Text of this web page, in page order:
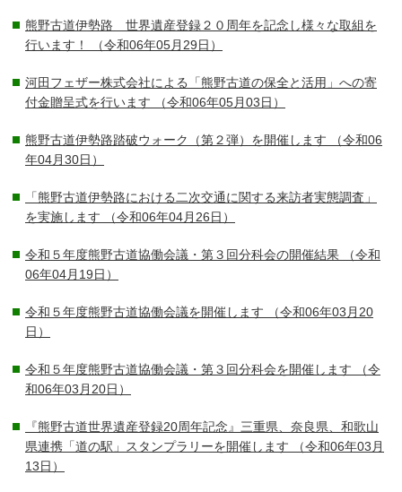
熊野古道伊勢路 世界遺産登録２０周年を記念し様々な取組を
行います！
（令和06年05月29日）
河田フェザー株式会社による「熊野古道の保全と活用」への寄
付金贈呈式を行います （令和06年05月03日）
熊野古道伊勢路踏破ウォーク（第２弾）を開催します （令和06
年04月30日）
「熊野古道伊勢路における二次交通に関する来訪者実態調査」
を実施します （令和06年04月26日）
令和５年度熊野古道協働会議・第３回分科会の開催結果 （令和
06年04月19日）
令和５年度熊野古道協働会議を開催します （令和06年03月20
日）
令和５年度熊野古道協働会議・第３回分科会を開催します （令
和06年03月20日）
『熊野古道世界遺産登録20周年記念』三重県、奈良県、和歌山
県連携「道の駅」スタンプラリーを開催します （令和06年03月
13日）